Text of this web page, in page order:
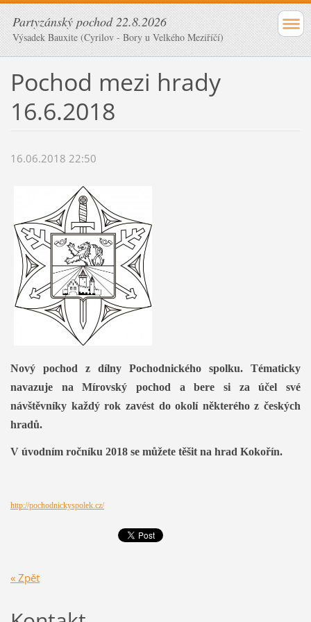
Partyzánský pochod 22.8.2026
Výsadek Bauxite (Cyrilov - Bory u Velkého Meziříčí)
Pochod mezi hrady
16.6.2018
16.06.2018 22:50
Nový pochod z dílny Pochodnického spolku. Tématicky
navazuje na Mírovský pochod a bere si za účel své
návštěvníky každý rok zavést do okolí některého z českých
hradů.
V úvodním ročníku 2018 se můžete těšit na hrad Kokořín.
http://pochodnickyspolek.cz/
« Zpět